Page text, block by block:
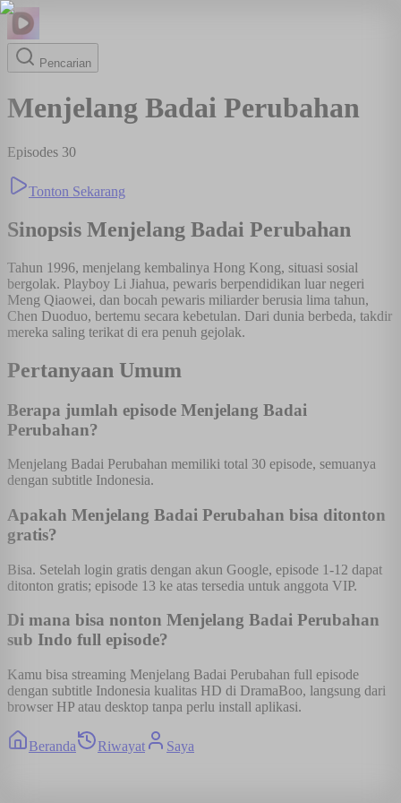
Pencarian
Menjelang Badai Perubahan
Episodes 30
Tonton Sekarang
Sinopsis Menjelang Badai Perubahan
Tahun 1996, menjelang kembalinya Hong Kong, situasi sosial
bergolak. Playboy Li Jiahua, pewaris berpendidikan luar negeri
Meng Qiaowei, dan bocah pewaris miliarder berusia lima tahun,
Chen Duoduo, bertemu secara kebetulan. Dari dunia berbeda, takdir
mereka saling terikat di era penuh gejolak.
Pertanyaan Umum
Berapa jumlah episode Menjelang Badai
Perubahan?
Menjelang Badai Perubahan memiliki total 30 episode, semuanya
dengan subtitle Indonesia.
Apakah Menjelang Badai Perubahan bisa ditonton
gratis?
Bisa. Setelah login gratis dengan akun Google, episode 1-12 dapat
ditonton gratis; episode 13 ke atas tersedia untuk anggota VIP.
Di mana bisa nonton Menjelang Badai Perubahan
sub Indo full episode?
Kamu bisa streaming Menjelang Badai Perubahan full episode
dengan subtitle Indonesia kualitas HD di DramaBoo, langsung dari
browser HP atau desktop tanpa perlu install aplikasi.
Beranda Riwayat Saya